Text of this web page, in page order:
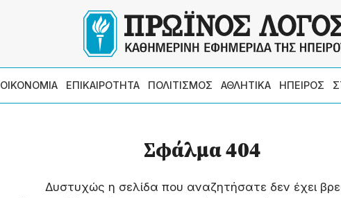
ΟΙΚΟΝΟΜΙΑ ΕΠΙΚΑΙΡΟΤΗΤΑ ΠΟΛΙΤΙΣΜΟΣ ΑΘΛΗΤΙΚΑ ΗΠΕΙΡΟΣ
Σφάλμα 404
Δυστυχώς η σελίδα που αναζητήσατε δεν έχει